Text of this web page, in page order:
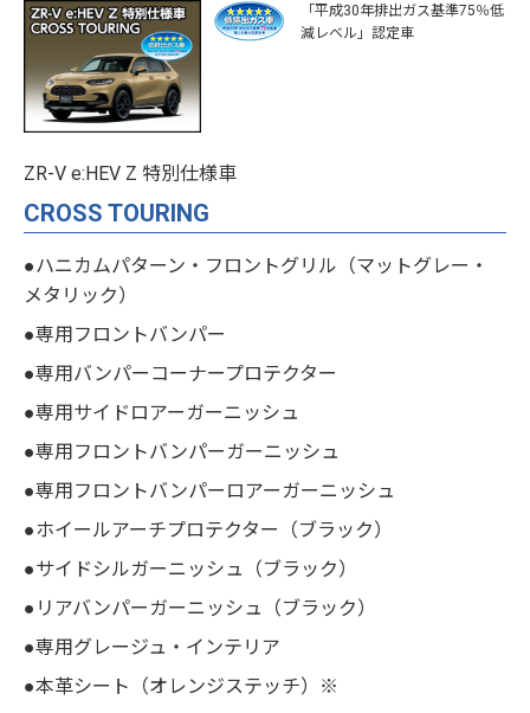
「平成30年排出ガス基準75％低
減レベル」認定車
ZR-V e:HEV Z 特別仕様車
CROSS TOURING
●ハニカムパターン・フロントグリル（マットグレー・
メタリック）
●専用フロントバンパー
●専用バンパーコーナープロテクター
●専用サイドロアーガーニッシュ
●専用フロントバンパーガーニッシュ
●専用フロントバンパーロアーガーニッシュ
●ホイールアーチプロテクター（ブラック）
●サイドシルガーニッシュ（ブラック）
●リアバンパーガーニッシュ（ブラック）
●専用グレージュ・インテリア
●本革シート（オレンジステッチ）※